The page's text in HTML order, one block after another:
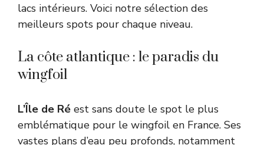
lacs intérieurs. Voici notre sélection des
meilleurs spots pour chaque niveau.
La côte atlantique : le paradis du
wingfoil
L’Île de Ré est sans doute le spot le plus
emblématique pour le wingfoil en France. Ses
vastes plans d’eau peu profonds, notamment